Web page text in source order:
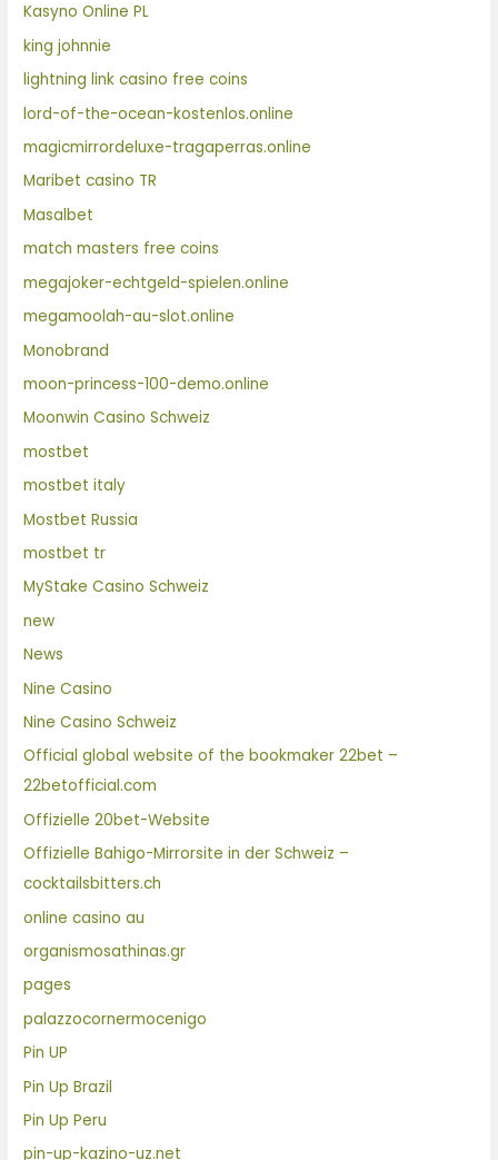
Kasyno Online PL
king johnnie
lightning link casino free coins
lord-of-the-ocean-kostenlos.online
magicmirrordeluxe-tragaperras.online
Maribet casino TR
Masalbet
match masters free coins
megajoker-echtgeld-spielen.online
megamoolah-au-slot.online
Monobrand
moon-princess-100-demo.online
Moonwin Casino Schweiz
mostbet
mostbet italy
Mostbet Russia
mostbet tr
MyStake Casino Schweiz
new
News
Nine Casino
Nine Casino Schweiz
Official global website of the bookmaker 22bet –
22betofficial.com
Offizielle 20bet-Website
Offizielle Bahigo-Mirrorsite in der Schweiz –
cocktailsbitters.ch
online casino au
organismosathinas.gr
pages
palazzocornermocenigo
Pin UP
Pin Up Brazil
Pin Up Peru
pin-up-kazino-uz.net